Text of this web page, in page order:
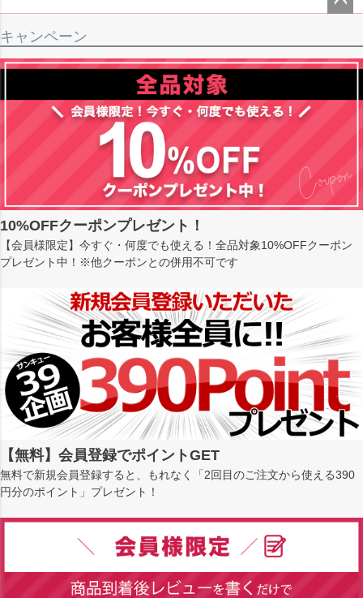
ップ
へ
キャンペーン
10%OFFクーポンプレゼント！
【会員様限定】今すぐ・何度でも使える！全品対象10%OFFクーポン
プレゼント中！※他クーポンとの併用不可です
【無料】会員登録でポイントGET
無料で新規会員登録すると、もれなく「2回目のご注文から使える390
円分のポイント」プレゼント！